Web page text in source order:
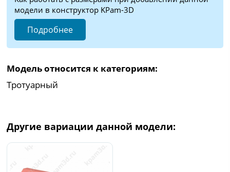
модели в конструктор KPam-3D
Подробнее
Модель относится к категориям:
Тротуарный
Другие вариации данной модели: